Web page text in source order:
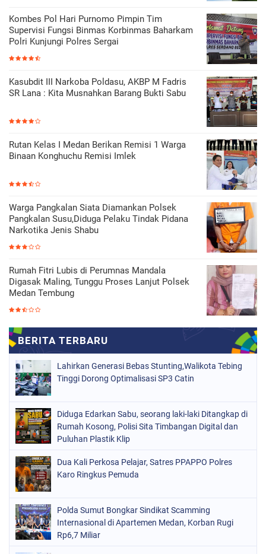
Kombes Pol Hari Purnomo Pimpin Tim
Supervisi Fungsi Binmas Korbinmas Baharkam
Polri Kunjungi Polres Sergai
Kasubdit III Narkoba Poldasu, AKBP M Fadris
SR Lana : Kita Musnahkan Barang Bukti Sabu
Rutan Kelas I Medan Berikan Remisi 1 Warga
Binaan Konghuchu Remisi Imlek
Warga Pangkalan Siata Diamankan Polsek
Pangkalan Susu,Diduga Pelaku Tindak Pidana
Narkotika Jenis Shabu
Rumah Fitri Lubis di Perumnas Mandala
Digasak Maling, Tunggu Proses Lanjut Polsek
Medan Tembung
Lahirkan Generasi Bebas Stunting,Walikota Tebing
Tinggi Dorong Optimalisasi SP3 Catin
Diduga Edarkan Sabu, seorang laki-laki Ditangkap di
Rumah Kosong, Polisi Sita Timbangan Digital dan
Puluhan Plastik Klip
Dua Kali Perkosa Pelajar, Satres PPAPPO Polres
Karo Ringkus Pemuda
Polda Sumut Bongkar Sindikat Scamming
Internasional di Apartemen Medan, Korban Rugi
Rp6,7 Miliar